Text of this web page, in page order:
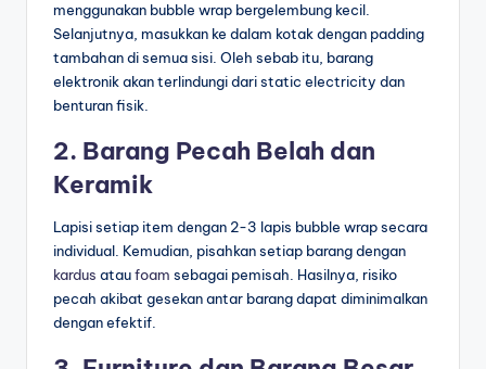
menggunakan bubble wrap bergelembung kecil.
Selanjutnya, masukkan ke dalam kotak dengan padding
tambahan di semua sisi. Oleh sebab itu, barang
elektronik akan terlindungi dari static electricity dan
benturan fisik.
2. Barang Pecah Belah dan
Keramik
Lapisi setiap item dengan 2-3 lapis bubble wrap secara
individual. Kemudian, pisahkan setiap barang dengan
kardus ataufoam sebagai pemisah. Hasilnya, risiko
pecah akibat gesekan antar barang dapat diminimalkan
dengan efektif.